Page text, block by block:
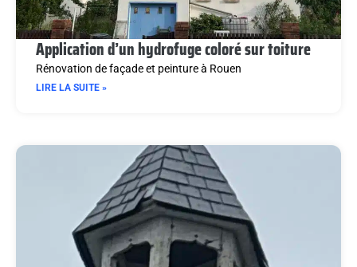
Application d’un hydrofuge coloré sur toiture
Rénovation de façade et peinture à Rouen
LIRE LA SUITE »